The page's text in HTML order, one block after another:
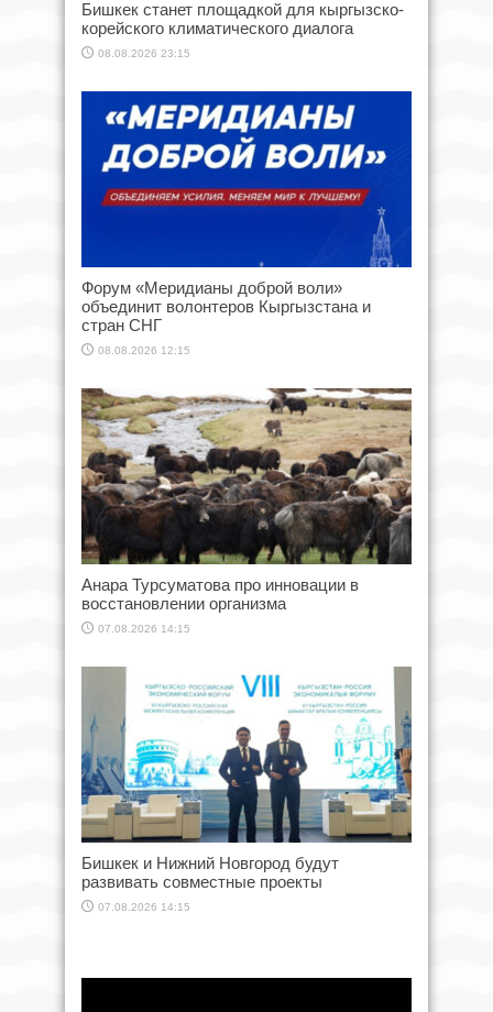
Бишкек станет площадкой для кыргызско-
корейского климатического диалога
08.08.2026 23:15
Форум «Меридианы доброй воли»
объединит волонтеров Кыргызстана и
стран СНГ
08.08.2026 12:15
Анара Турсуматова про инновации в
восстановлении организма
07.08.2026 14:15
Бишкек и Нижний Новгород будут
развивать совместные проекты
07.08.2026 14:15